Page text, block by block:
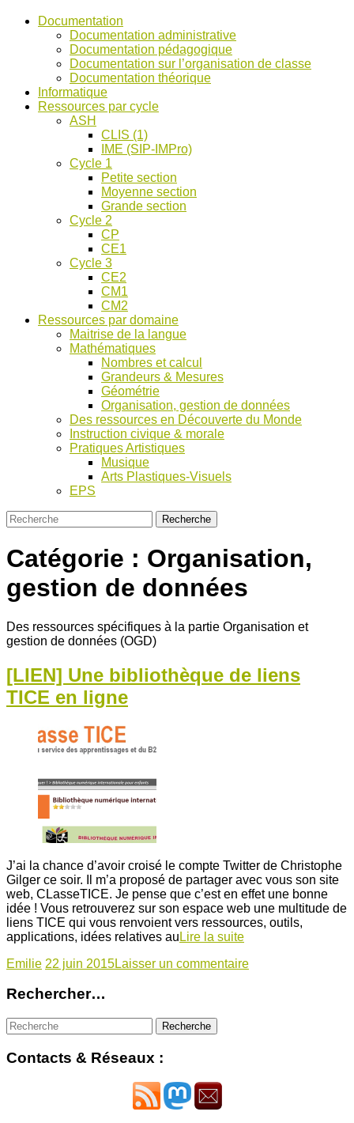
Bancs
d’Ecole
pour
discussions
Documentation
Documentation administrative
Documentation pédagogique
Documentation sur l’organisation de classe
Documentation théorique
Informatique
Ressources par cycle
ASH
CLIS (1)
IME (SIP-IMPro)
Cycle 1
Petite section
Moyenne section
Grande section
Cycle 2
CP
CE1
Cycle 3
CE2
CM1
CM2
Ressources par domaine
Maitrise de la langue
Mathématiques
Nombres et calcul
Grandeurs & Mesures
Géométrie
Organisation, gestion de données
Des ressources en Découverte du Monde
Instruction civique & morale
Pratiques Artistiques
Musique
Arts Plastiques-Visuels
EPS
Catégorie : Organisation,
gestion de données
Des ressources spécifiques à la partie Organisation et
gestion de données (OGD)
[LIEN] Une bibliothèque de liens
TICE en ligne
J’ai la chance d’avoir croisé le compte Twitter de Christophe
Gilger ce soir. Il m’a proposé de partager avec vous son site
web, CLasseTICE. Je pense que c’est en effet une bonne
idée ! Vous retrouverez sur son espace web une multitude de
liens TICE qui vous renvoient vers ressources, outils,
applications, idées relatives au Lire la suite
Emilie 22 juin 2015Laisser un commentaire
Rechercher…
Contacts & Réseaux :